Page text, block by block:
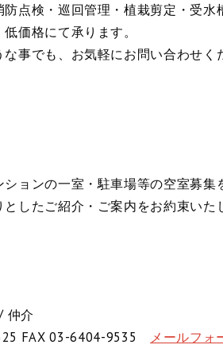
点検・巡回管理・植栽剪定・受水
価格にて承ります。
事でも、お気軽にお問い合わせく
ョンの一室・駐車場等の空室募集
したご紹介・ご案内をお約束いた
仲介
FAX 03-6404-9535 メールフォ